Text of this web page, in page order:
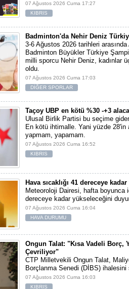
07 Ağustos 2026 Cuma 17:27
KIBRIS
Badminton'da Nehir Deniz
3-6 Ağustos 2026 tarihleri
Badminton Büyükler Türkiye
milli sporcu Nehir Deniz, kadınlar
oldu.
07 Ağustos 2026 Cuma 17:03
DİĞER SPORLAR
Taçoy UBP en kötü %30 -+3
Ulusal Birlik Partisi bu seçime
En kötü ihtimalle. Yani yüzde 28'in
yapmam, yapamam.
07 Ağustos 2026 Cuma 16:52
KIBRIS
Hava sıcaklığı 41 dereceye
Meteoroloji Dairesi, hafta boyunca
dereceye kadar yükseleceğini
07 Ağustos 2026 Cuma 16:04
HAVA DURUMU
Ongun Talat: "Kısa Vadeli Borç,
Çevriliyor"
CTP Milletvekili Ongun Talat,
Borçlanma Senedi (DİBS)
07 Ağustos 2026 Cuma 16:03
KIBRIS